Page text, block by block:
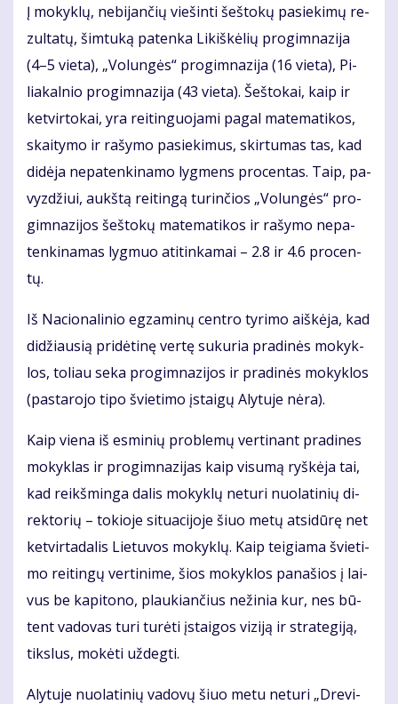
Į mo­kyk­lų, ne­bi­jan­čių vie­šin­ti šeš­to­kų pa­sie­ki­mų re­
zul­ta­tų, šim­tu­ką pa­ten­ka Li­kiš­kė­lių pro­gim­na­zi­ja
(4–5 vie­ta), „Vo­lun­gės“ pro­gim­na­zi­ja (16 vie­ta), Pi­
lia­kal­nio pro­gim­na­zi­ja (43 vie­ta). Šeš­to­kai, kaip ir
ket­vir­to­kai, yra rei­tin­guo­ja­mi pa­gal ma­te­ma­ti­kos,
skai­ty­mo ir ra­šy­mo pa­sie­ki­mus, skir­tu­mas tas, kad
di­dė­ja ne­pa­ten­ki­na­mo lyg­mens pro­cen­tas. Taip, pa­
vyz­džiui, aukš­tą rei­tin­gą tu­rin­čios „Vo­lun­gės“ pro­
gim­na­zi­jos šeš­to­kų ma­te­ma­ti­kos ir ra­šy­mo ne­pa­
ten­ki­na­mas lyg­muo ati­tin­ka­mai – 2.8 ir 4.6 pro­cen­
tų.
Iš Na­cio­na­li­nio eg­za­mi­nų cen­tro ty­ri­mo aiš­kė­ja, kad
di­džiau­sią pri­dė­ti­nę ver­tę su­ku­ria pra­di­nės mo­kyk­
los, to­liau se­ka pro­gim­na­zi­jos ir pra­di­nės mo­kyk­los
(pas­ta­ro­jo ti­po švie­ti­mo įstai­gų Aly­tu­je nė­ra).
Kaip vie­na iš es­mi­nių pro­ble­mų ver­ti­nant pra­di­nes
mo­kyk­las ir pro­gim­na­zi­jas kaip vi­su­mą ryš­kė­ja tai,
kad reikš­min­ga da­lis mo­kyk­lų ne­tu­ri nuo­la­ti­nių di­
rek­to­rių – to­kio­je si­tu­a­ci­jo­je šiuo me­tų at­si­dū­rę net
ket­vir­ta­da­lis Lie­tu­vos mo­kyk­lų. Kaip tei­gia­ma švie­ti­
mo rei­tin­gų ver­ti­ni­me, šios mo­kyk­los pa­na­šios į lai­
vus be ka­pi­to­no, plau­kian­čius ne­ži­nia kur, nes bū­
tent va­do­vas tu­ri tu­rė­ti įstai­gos vi­zi­ją ir stra­te­gi­ją,
tiks­lus, mo­kė­ti už­deg­ti.
Aly­tu­je nuo­la­ti­nių va­do­vų šiuo me­tu ne­tu­ri „Dre­vi­